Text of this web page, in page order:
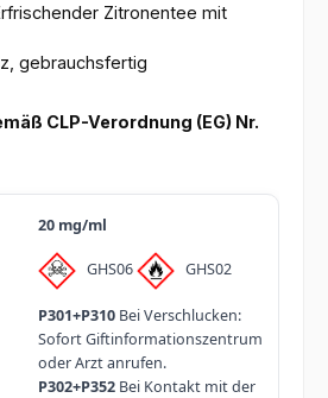
Zitronentee mit
gebrauchsfertig
CLP-Verordnung (EG) Nr.
20 mg/ml
GHS06 GHS02
P301+P310Bei Verschlucken:
Sofort Giftinformationszentrum
oder Arzt anrufen.
P302+P352Bei Kontakt mit der